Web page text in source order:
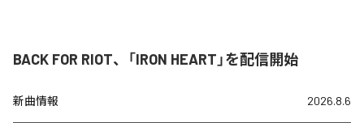
BACK FOR RIOT、「IRON HEART」を配信開始
新曲情報 2026.8.6